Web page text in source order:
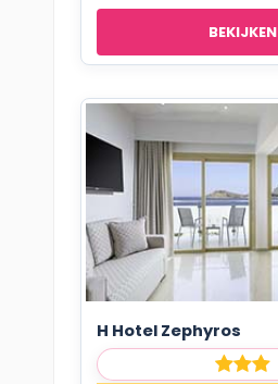
BEKIJKEN
H Hotel Zephyros